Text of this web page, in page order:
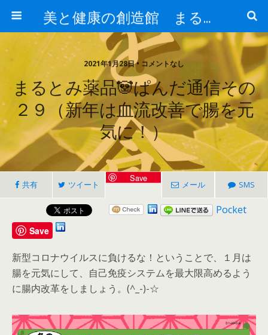
美と健康の創造館 まるとみ薬品 ぐんまの薬屋 芳さんのブログ
2021年1月28日 • コメントなし
まるとみ薬品🐼ぱんだ通信その
２９（新年は血流改善で腸を元
気に！）
共有 ツイート
Save
メール SMS
Pocket
Save
新型コロナウイルスに負けるな！ということで、１月は
腸を元気にして、自己免疫システムを最大限高めるよう
に腸内改革をしましょう。(^_-)-☆